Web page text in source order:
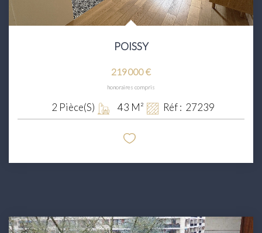
POISSY
219 000 €
honoraires compris
2 Pièce(s) 43 M² Réf : 27239